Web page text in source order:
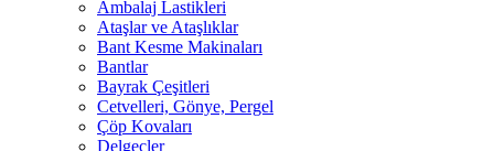
Ambalaj Lastikleri
Ataşlar ve Ataşlıklar
Bant Kesme Makinaları
Bantlar
Bayrak Çeşitleri
Cetvelleri, Gönye, Pergel
Çöp Kovaları
Delgeçler